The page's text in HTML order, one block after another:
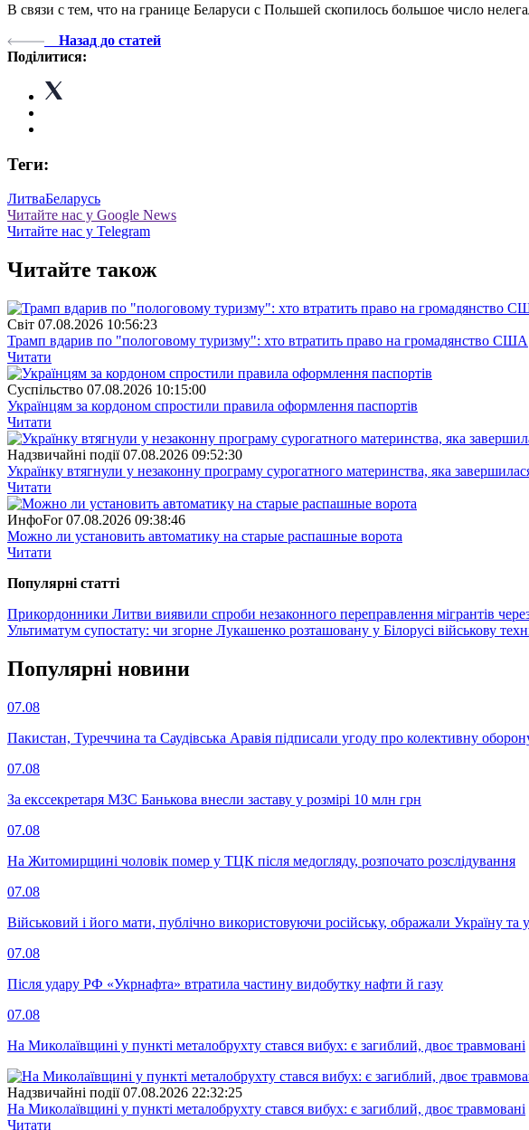
В связи с тем, что на границе Беларуси с Польшей скопилось большое число
Назад до статей
Поділитися:
Теги:
ЛитваБеларусь
Читайте нас у Google News
Читайте нас у Telegram
Читайте також
Свiт 07.08.2026 10:56:23
Трамп вдарив по "пологовому туризму": хто втратить право на громадянство США
Читати
Суспiльство 07.08.2026 10:15:00
Українцям за кордоном спростили правила оформлення паспортів
Читати
Надзвичайні події 07.08.2026 09:52:30
Українку втягнули у незаконну програму сурогатного материнства, яка
Читати
ИнфоFor 07.08.2026 09:38:46
Можно ли установить автоматику на старые распашные ворота
Читати
Популярнi статтi
Прикордонники Литви виявили спроби незаконного переправлення мігрантів через
Ультиматум супостату: чи згорне Лукашенко розташовану у Білорусі військову
Популярнi новини
07.08
Пакистан, Туреччина та Саудівська Аравія підписали угоду про колективну
07.08
За екссекретаря МЗС Банькова внесли заставу у розмірі 10 млн грн
07.08
На Житомирщині чоловік помер у ТЦК після медогляду, розпочато розслідування
07.08
Військовий і його мати, публічно використовуючи російську, ображали Україну та
07.08
Після удару РФ «Укрнафта» втратила частину видобутку нафти й газу
07.08
На Миколаївщині у пункті металобрухту стався вибух: є загиблий, двоє травмовані
Надзвичайні події 07.08.2026 22:32:25
На Миколаївщині у пункті металобрухту стався вибух: є загиблий, двоє травмовані
Читати